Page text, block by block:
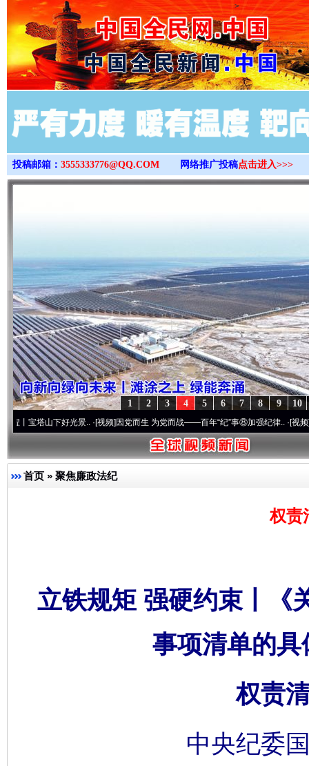
>
投稿邮箱： 3555333776@QQ.COM 网络推广投稿点击进入>>>
10
9
8
7
6
5
4
3
2
1
下好光景..·[视频]因党而生 为党而战——百年“纪”事⑧加强纪律..·[视频]牢记初心
首页 » 聚焦廉政法纪
权责
立铁规矩 强硬约束丨《
事项清单的
权责
中央纪委